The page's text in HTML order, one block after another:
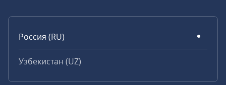
Россия (RU)
Узбекистан (UZ)